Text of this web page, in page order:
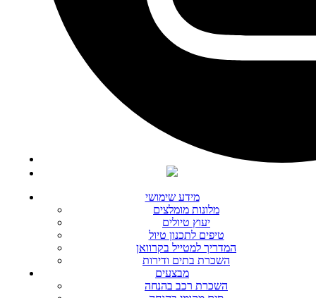
מידע שימושי
מלונות מומלצים
יעוץ טיולים
טיפים לתכנון טיול
המדריך למטייל בקרוואן
השכרת בתים ודירות
מבצעים
השכרת רכב בהנחה